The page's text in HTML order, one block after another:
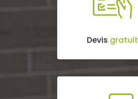
Devis gratuit